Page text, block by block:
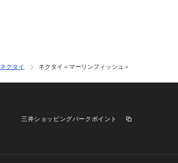
ネクタイ ネクタイ＜マーリンフィッシュ＞
三井ショッピングパークポイント